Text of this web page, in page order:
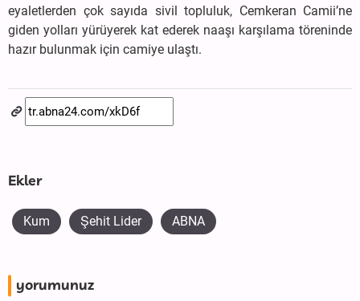
eyaletlerden çok sayıda sivil topluluk, Cemkeran Camii’ne
giden yolları yürüyerek kat ederek naaşı karşılama töreninde
hazır bulunmak için camiye ulaştı.
Ekler
Kum Şehit Lider ABNA
yorumunuz